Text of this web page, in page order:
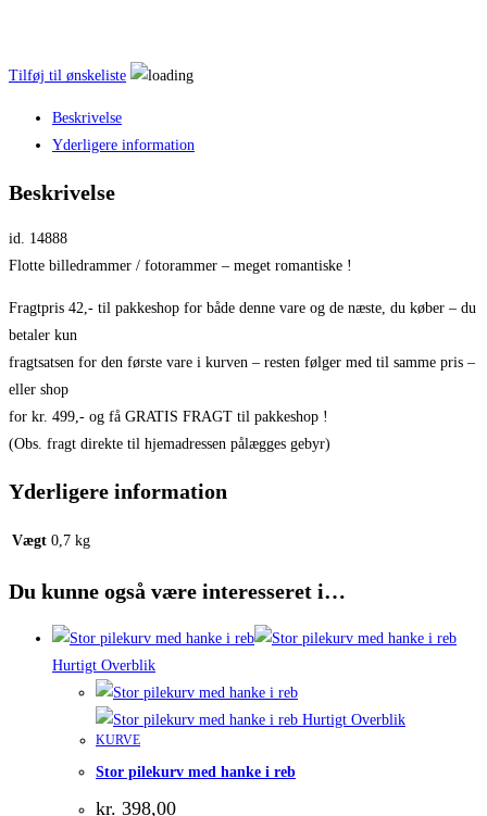
Tilføj til ønskeliste
Beskrivelse
Yderligere information
Beskrivelse
id. 14888
Flotte billedrammer / fotorammer – meget romantiske !
Fragtpris 42,- til pakkeshop for både denne vare og de næste, du køber – du
betaler kun
fragtsatsen for den første vare i kurven – resten følger med til samme pris –
eller shop
for kr. 499,- og få GRATIS FRAGT til pakkeshop !
(Obs. fragt direkte til hjemadressen pålægges gebyr)
Yderligere information
Vægt 0,7 kg
Du kunne også være interesseret i…
Hurtigt Overblik
Hurtigt Overblik
KURVE
Stor pilekurv med hanke i reb
kr. 398,00